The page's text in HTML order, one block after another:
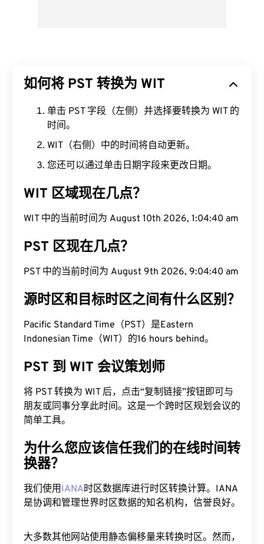
如何将 PST 转换为 WIT
单击 PST 字段（左侧）并选择要转换为 WIT 的
时间。
WIT（右侧）中的时间将自动更新。
您还可以通过单击日期字段来更改日期。
WIT 区域现在几点？
WIT 中的当前时间为 August 10th 2026, 1:04:41 am
PST 区现在几点？
PST 中的当前时间为 August 9th 2026, 9:04:41 am
源时区和目标时区之间有什么区别？
Pacific Standard Time（PST）是Eastern
Indonesian Time（WIT）的16 hours behind。
PST 到 WIT 会议策划师
将 PST 转换为 WIT 后，点击“复制链接”按钮即可与
朋友或同事分享此时间。这是一个跨时区规划会议的
简单工具。
为什么您应该信任我们的在线时间转
换器？
我们使用IANA时区数据库进行时区转换计算。IANA
是协调和管理世界时区数据的知名机构，信誉良好。
大多数其他网站使用静态偏移量来转换时区。然而，